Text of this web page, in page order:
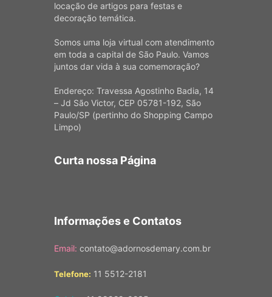
locação de artigos para festas e
decoração temática.
Somos uma loja virtual com atendimento
em toda a capital de São Paulo. Vamos
juntos dar vida à sua comemoração?
Endereço: Travessa Agostinho Badia, 14
– Jd São Victor, CEP 05781-192, São
Paulo/SP (pertinho do Shopping Campo
Limpo)
Curta nossa Página
Informações e Contatos
Email: contato@adornosdemary.com.br
Telefone: 11 5512-2181